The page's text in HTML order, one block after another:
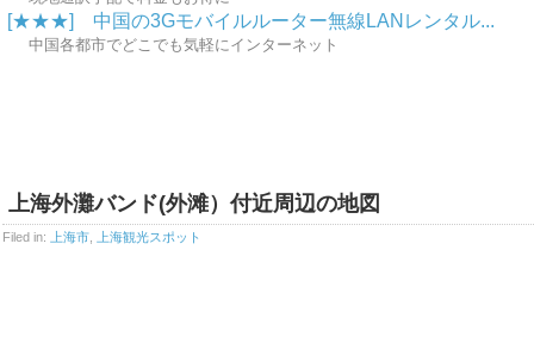
[★★★] 中国の3Gモバイルルーター無線LANレンタル...
中国各都市でどこでも気軽にインターネット
上海外灘バンド(外滩）付近周辺の地図
Filed in: 上海市 上海観光スポット